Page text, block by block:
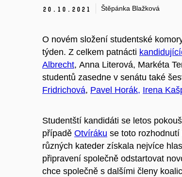
20. 10. 2021 Štěpánka Blažková
O novém složení studentské
týden. Z celkem patnácti
Albrecht, Anna Literová, Markéta
studentů zasedne v senátu také
Fridrichová, Pavel Horák, Irena
Studentští kandidáti se letos
případě Otvíráku se toto
různých kateder získala nejvíce
připravení společně odstartovat
chce společně s dalšími členy